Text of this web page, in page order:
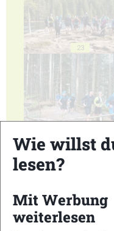
23
25
27
Wie willst
lesen?
Mit Werbung
weiterlesen